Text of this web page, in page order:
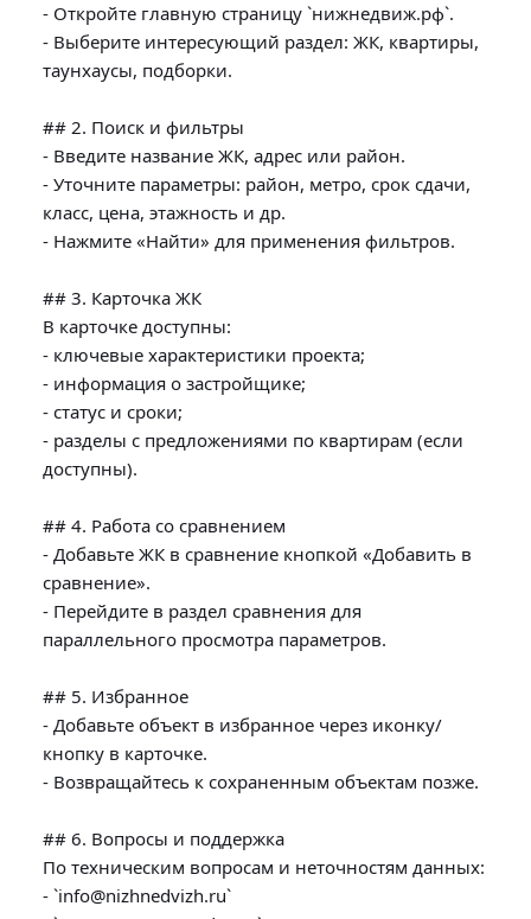
- Откройте главную страницу `нижнедвиж.рф`.
- Выберите интересующий раздел: ЖК, квартиры,
таунхаусы, подборки.
## 2. Поиск и фильтры
- Введите название ЖК, адрес или район.
- Уточните параметры: район, метро, срок сдачи,
класс, цена, этажность и др.
- Нажмите «Найти» для применения фильтров.
## 3. Карточка ЖК
В карточке доступны:
- ключевые характеристики проекта;
- информация о застройщике;
- статус и сроки;
- разделы с предложениями по квартирам (если
доступны).
## 4. Работа со сравнением
- Добавьте ЖК в сравнение кнопкой «Добавить в
сравнение».
- Перейдите в раздел сравнения для
параллельного просмотра параметров.
## 5. Избранное
- Добавьте объект в избранное через иконку/
кнопку в карточке.
- Возвращайтесь к сохраненным объектам позже.
## 6. Вопросы и поддержка
По техническим вопросам и неточностям данных:
- `info@nizhnedvizh.ru`